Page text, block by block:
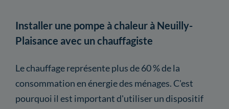
Installer une pompe à chaleur à Neuilly-
Plaisance avec un chauffagiste
Le chauffage représente plus de 60 % de la
consommation en énergie des ménages. C'est
pourquoi il est important d'utiliser un dispositif